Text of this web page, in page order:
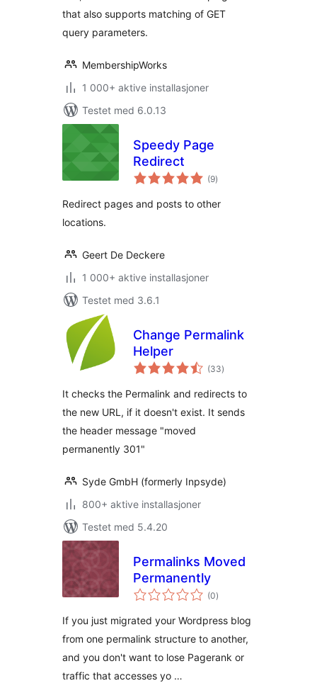
that also supports matching of GET
query parameters.
MembershipWorks
1 000+ aktive installasjoner
Testet med 6.0.13
Speedy Page
Redirect
(9totale
vurderinger
)
Redirect pages and posts to other
locations.
Geert De Deckere
1 000+ aktive installasjoner
Testet med 3.6.1
Change Permalink
Helper
(33totale
vurderinger
)
It checks the Permalink and redirects to
the new URL, if it doesn't exist. It sends
the header message "moved
permanently 301"
Syde GmbH (formerly Inpsyde)
800+ aktive installasjoner
Testet med 5.4.20
Permalinks Moved
Permanently
(0totale
vurderinger
)
If you just migrated your Wordpress blog
from one permalink structure to another,
and you don't want to lose Pagerank or
traffic that accesses yo …